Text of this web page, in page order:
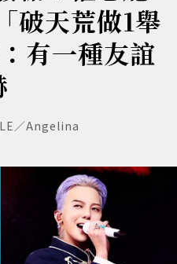
破天荒做1舉
有一種友誼
／Angelina